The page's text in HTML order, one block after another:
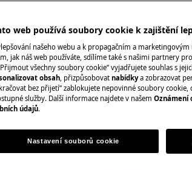
sklo po mytí v myčce
web používá soubory cookie k zajištění
našeho webu a k propagačním a
jak náš web používáte, sdílíme také s našimi partnery
všechny soubory cookie“ vyjadřujete souhlas s
obsah , přizpůsobovat nabídkya zobrazovat
bez přijetí“ zablokujete nepovinné soubory
služby. Další informace najdete v našem Oznámení
údajů.
Nastavení souborů cookie